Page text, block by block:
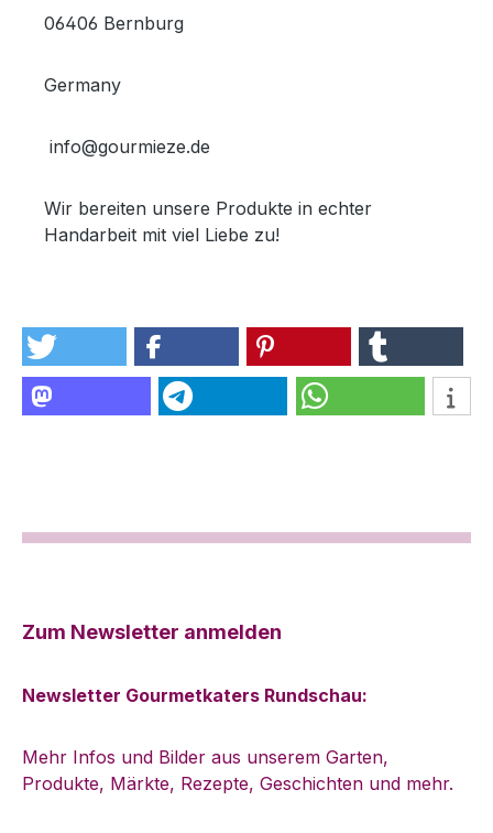
06406 Bernburg
Germany
info@gourmieze.de
Wir bereiten unsere Produkte in echter
Handarbeit mit viel Liebe zu!
Zum Newsletter anmelden
Newsletter Gourmetkaters Rundschau:
Mehr Infos und Bilder aus unserem Garten,
Produkte, Märkte, Rezepte, Geschichten und mehr.